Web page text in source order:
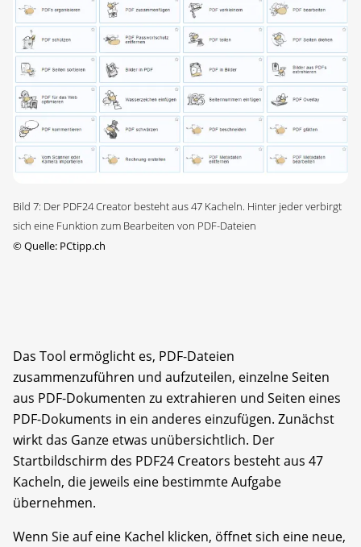
Bild 7: Der PDF24 Creator besteht aus 47 Kacheln. Hinter jeder verbirgt
sich eine Funktion zum Bearbeiten von PDF-Dateien
©Quelle: PCtipp.ch
Das Tool ermöglicht es, PDF-Dateien
zusammenzuführen und aufzuteilen, einzelne Seiten
aus PDF-Dokumenten zu extrahieren und Seiten eines
PDF-Dokuments in ein anderes einzufügen. Zunächst
wirkt das Ganze etwas unübersichtlich. Der
Startbildschirm des PDF24 Creators besteht aus 47
Kacheln, die jeweils eine bestimmte Aufgabe
übernehmen.
Wenn Sie auf eine Kachel klicken, öffnet sich eine neue,